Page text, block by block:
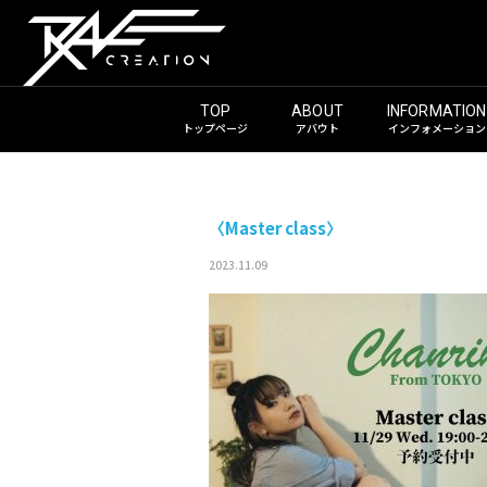
トップページ アバウト インフォメーション
〈Master class〉
2023.11.09